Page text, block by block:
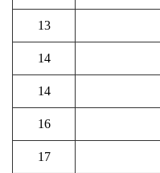
13
14
14
16
17